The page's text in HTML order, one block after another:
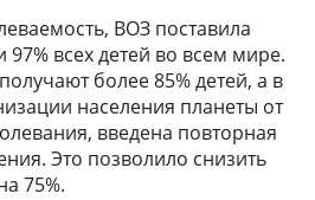
ВОЗ поставила
всех детей во всем мире.
более 85% детей, а в
населения планеты от
введена повторная
Это позволило снизить
75%.